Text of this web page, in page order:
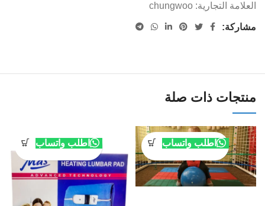
العلامة التجارية: chungwoo
مشاركة:
منتجات ذات صلة
اطلب واتساب اطلب واتساب